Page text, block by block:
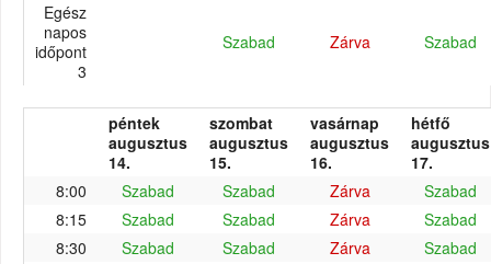
Egész
napos
időpont
3
Szabad Zárva Szabad
péntek
augusztus
14.
szombat
augusztus
15.
vasárnap
augusztus
16.
hétfő
augusztus
17.
8:00
Szabad Szabad Zárva
Szabad
8:15
Szabad Szabad Zárva
Szabad
8:30
Szabad Szabad Zárva
Szabad